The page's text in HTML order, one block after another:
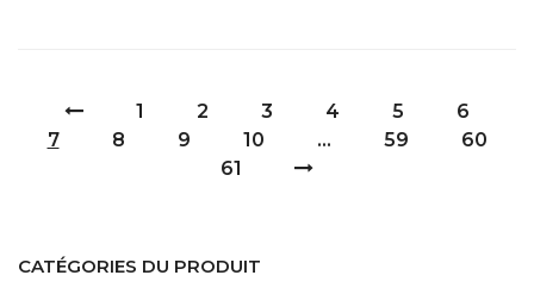
1 2 3 4 5
6
7
8 9 10 … 59
60
61
CATÉGORIES DU PRODUIT